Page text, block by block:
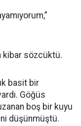
kibar sözcüktü.
basit bir
Göğüs
boş bir kuyu
düşünmüştü.